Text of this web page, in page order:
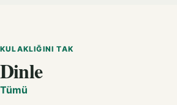
KULAKLIĞINI TAK
Dinle
Tümü